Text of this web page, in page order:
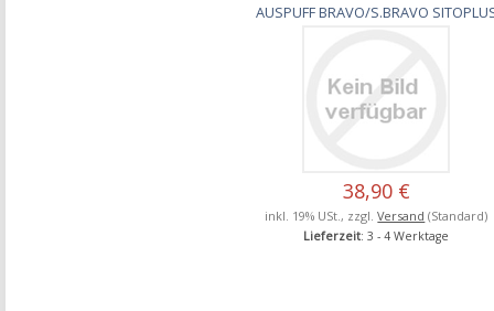
AUSPUFF BRAVO/S.BRAVO
38,90 €
inkl. 19% USt., zzgl.Versand (Standard)
Lieferzeit: 3 - 4 Werktage